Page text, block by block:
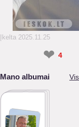
Įkelta 2025.11.25
❤ 4
Mano albumai